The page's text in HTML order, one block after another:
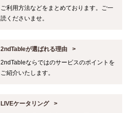
ご利用方法などをまとめております。ご一
読くださいませ。
2ndTableが選ばれる理由
2ndTableならではのサービスのポイントを
ご紹介いたします。
LIVEケータリング